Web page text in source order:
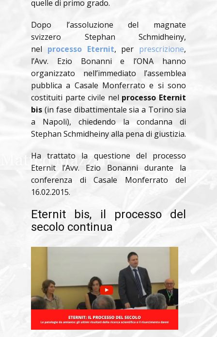
quelle di primo grado.
Dopo l’assoluzione del magnate
svizzero Stephan Schmidheiny,
nel processo Eternit, per prescrizione,
l’Avv. Ezio Bonanni e l’ONA hanno
organizzato nell’immediato l’assemblea
pubblica a Casale Monferrato e si sono
costituiti parte civile nel processo Eternit
bis (in fase dibattimentale sia a Torino sia
a Napoli), chiedendo la condanna di
Stephan Schmidheiny alla pena di giustizia.
Ha trattato la questione del processo
Eternit l’Avv. Ezio Bonanni durante la
conferenza di Casale Monferrato del
16.02.2015.
Eternit bis, il processo del
secolo continua